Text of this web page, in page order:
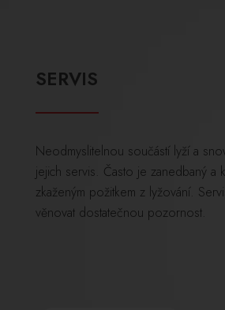
SERVIS
Neodmyslitelnou součástí lyží a
jejich servis. Často je zanedbaný a
zkaženým požitkem z lyžování.
věnovat dostatečnou pozornost.